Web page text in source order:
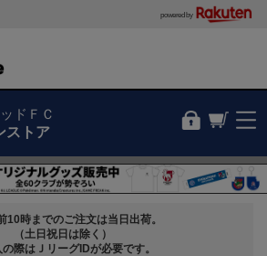
powered by
ドＦＣ
ストア
10時までのご注文は当日出荷。
（土日祝日は除く）
際はＪリーグIDが必要です。